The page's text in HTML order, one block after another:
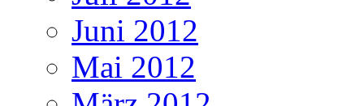
Juni 2012
Mai 2012